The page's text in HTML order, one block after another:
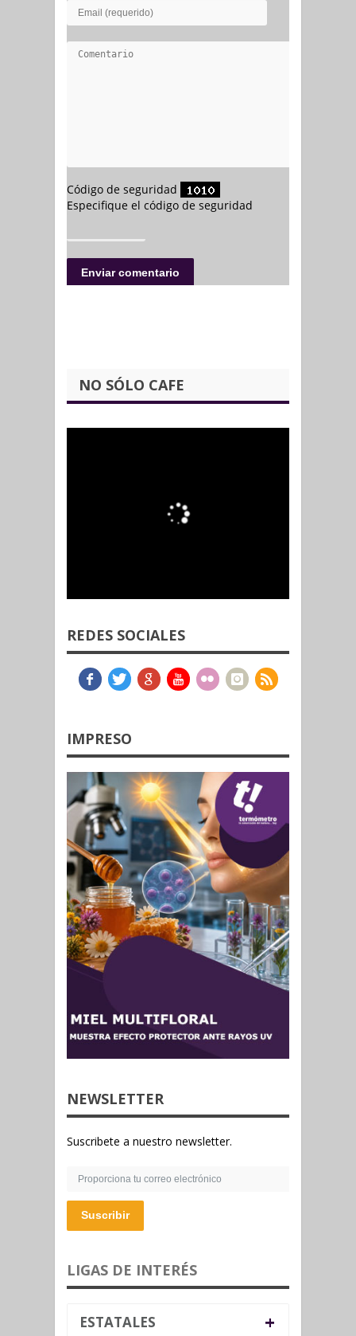
NO SÓLO CAFE
REDES SOCIALES
IMPRESO
NEWSLETTER
Suscribete a nuestro newsletter.
Suscribir
LIGAS DE INTERÉS
ESTATALES +